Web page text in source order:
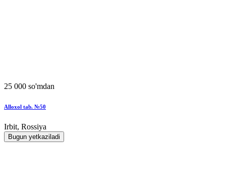
25 000 so'mdan
Alloxol tab. №50
Irbit, Rossiya
Bugun yetkaziladi